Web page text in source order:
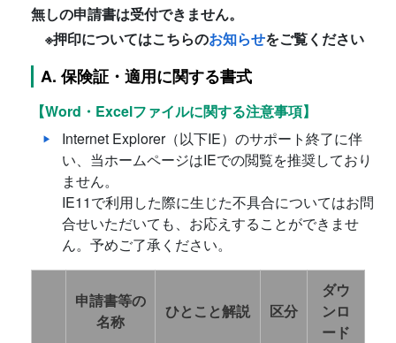
無しの申請書は受付できません。
※押印についてはこちらのお知らせをご覧ください
A. 保険証・適用に関する書式
【Word・Excelファイルに関する注意事項】
Internet Explorer（以下IE）のサポート終了に伴
い、当ホームページはIEでの閲覧を推奨しており
ません。
IE11で利用した際に生じた不具合についてはお問
合せいただいても、お応えすることができませ
ん。予めご了承ください。
申請書等の
名称
ひとこと解説 区分
ダウ
ンロ
ード